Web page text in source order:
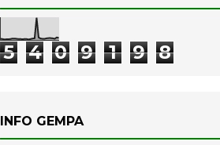
5 4 0 9 1 9 8
INFO GEMPA